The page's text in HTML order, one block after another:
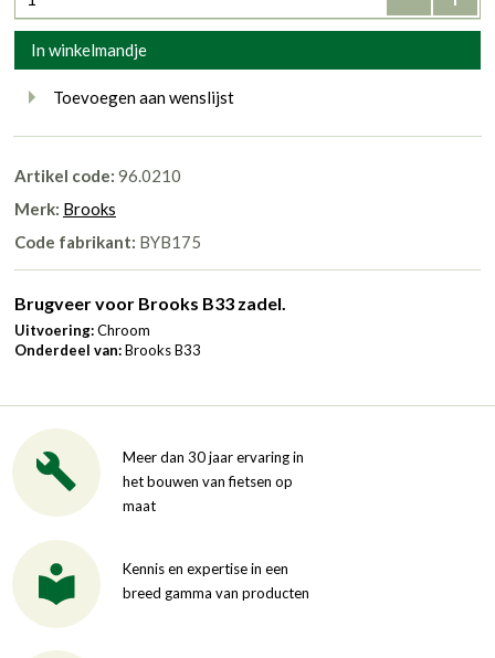
In winkelmandje
Toevoegen aan wenslijst
Artikel code: 96.0210
Merk: Brooks
Code fabrikant: BYB175
Brugveer voor Brooks B33 zadel.
Uitvoering:Chroom
Onderdeel van:Brooks B33
Meer dan 30 jaar ervaring in
het bouwen van fietsen op
maat
Kennis en expertise in een
breed gamma van producten